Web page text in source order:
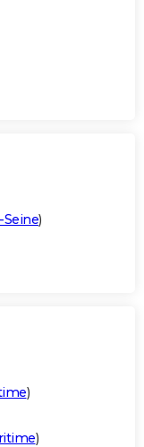
Seine)
)
)